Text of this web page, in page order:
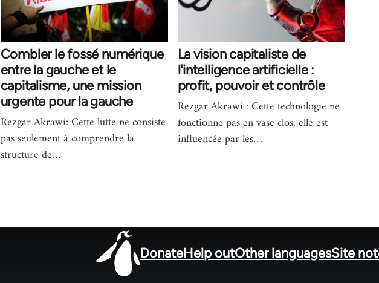
Combler le fossé numérique
entre la gauche et le
capitalisme, une mission
urgente pour la gauche
Rezgar Akrawi: Cette lutte ne consiste
pas seulement à comprendre la
structure de…
La vision capitaliste de
l'intelligence artificielle :
profit, pouvoir et contrôle
Rezgar Akrawi : Cette technologie ne
fonctionne pas en vase clos, elle est
influencée par les…
DonateHelp outOther languagesSite